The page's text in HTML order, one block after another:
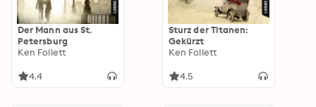
Der Mann aus St.
Petersburg
Ken Follett
4.4
Sturz der Titanen:
Gekürzt
Ken Follett
4.5